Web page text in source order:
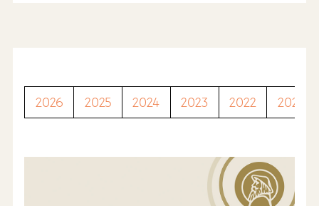
2026 2025 2024 2023 2022 2021